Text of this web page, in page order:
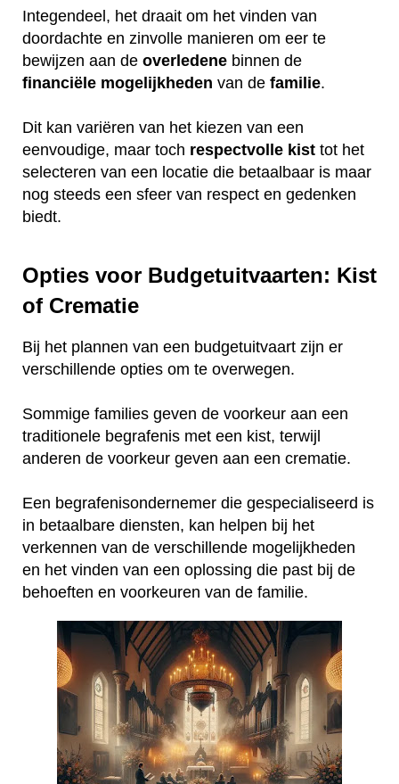
Integendeel, het draait om het vinden van
doordachte en zinvolle manieren om eer te
bewijzen aan de overledene binnen de
financiële mogelijkheden van de familie.
Dit kan variëren van het kiezen van een
eenvoudige, maar toch respectvolle kist tot het
selecteren van een locatie die betaalbaar is maar
nog steeds een sfeer van respect en gedenken
biedt.
Opties voor Budgetuitvaarten: Kist
of Crematie
Bij het plannen van een budgetuitvaart zijn er
verschillende opties om te overwegen.
Sommige families geven de voorkeur aan een
traditionele begrafenis met een kist, terwijl
anderen de voorkeur geven aan een crematie.
Een begrafenisondernemer die gespecialiseerd is
in betaalbare diensten, kan helpen bij het
verkennen van de verschillende mogelijkheden
en het vinden van een oplossing die past bij de
behoeften en voorkeuren van de familie.